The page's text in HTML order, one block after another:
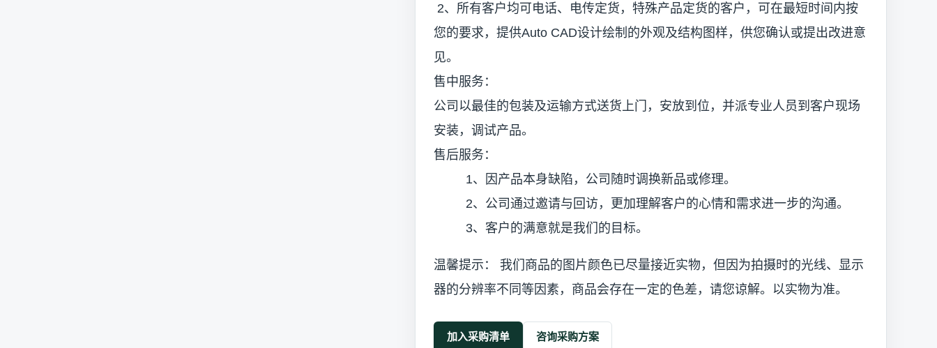
2、所有客户均可电话、电传定货，特殊产品定货的客户，可在最短时间内按
您的要求，提供Auto CAD设计绘制的外观及结构图样，供您确认或提出改进意
见。
售中服务：
公司以最佳的包装及运输方式送货上门，安放到位，并派专业人员到客户现场
安装，调试产品。
售后服务：
1、因产品本身缺陷，公司随时调换新品或修理。
2、公司通过邀请与回访，更加理解客户的心情和需求进一步的沟通。
3、客户的满意就是我们的目标。
温馨提示： 我们商品的图片颜色已尽量接近实物，但因为拍摄时的光线、显示
器的分辨率不同等因素，商品会存在一定的色差，请您谅解。以实物为准。
加入采购清单 咨询采购方案